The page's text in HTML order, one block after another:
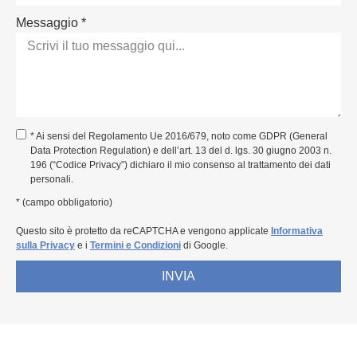
Messaggio *
* Ai sensi del Regolamento Ue 2016/679, noto come GDPR (General
Data Protection Regulation) e dell’art. 13 del d. lgs. 30 giugno 2003 n.
196 (“Codice Privacy”) dichiaro il mio consenso al trattamento dei dati
personali.
* (campo obbligatorio)
Questo sito è protetto da reCAPTCHA e vengono applicate Informativa
sulla Privacy e i Termini e Condizioni di Google.
INVIA